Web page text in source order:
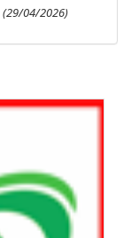
(29/04/2026)